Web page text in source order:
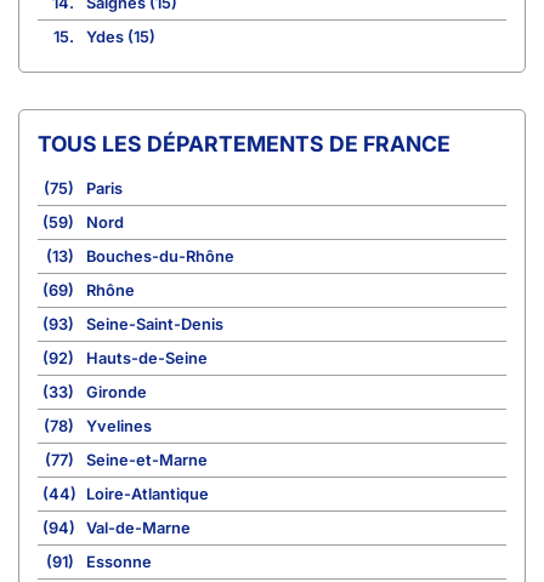
15.
Ydes (15)
TOUS LES DÉPARTEMENTS DE FRANCE
(75)
Paris
(59)
Nord
(13)
Bouches-du-Rhône
(69)
Rhône
(93)
Seine-Saint-Denis
(92)
Hauts-de-Seine
(33)
Gironde
(78)
Yvelines
(77)
Seine-et-Marne
(44)
Loire-Atlantique
(94)
Val-de-Marne
(91)
Essonne